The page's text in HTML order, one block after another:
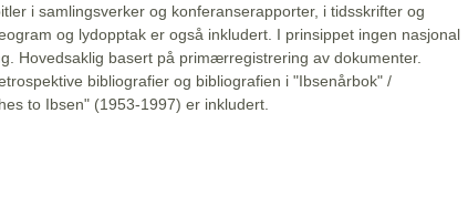
i samlingsverker og konferanserapporter, i tidsskrifter og
og lydopptak er også inkludert. I prinsippet ingen nasjonal
Hovedsaklig basert på primærregistrering av dokumenter.
bibliografier og bibliografien i "Ibsenårbok" /
to Ibsen" (1953-1997) er inkludert.